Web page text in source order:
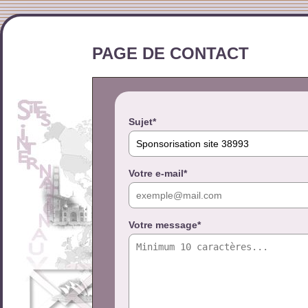
PAGE DE CONTACT
Sujet*
Votre e-mail*
Votre message*